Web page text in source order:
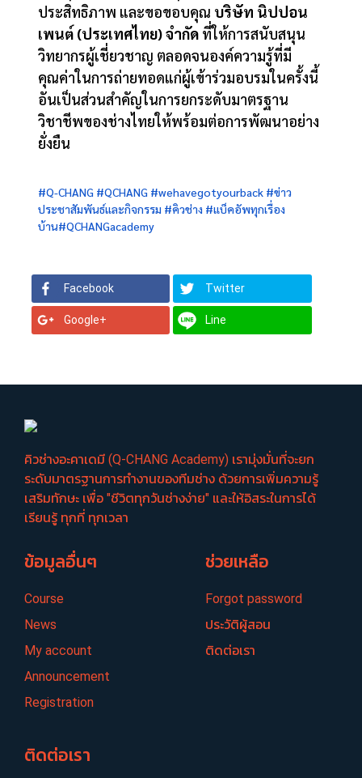
ประสิทธิภาพ และขอขอบคุณ บริษัท นิปปอน
เพนต์ (ประเทศไทย) จำกัด ที่ให้การสนับสนุน
วิทยากรผู้เชี่ยวชาญ ตลอดจนองค์ความรู้ที่มี
คุณค่าในการถ่ายทอดแก่ผู้เข้าร่วมอบรมในครั้งนี้
อันเป็นส่วนสำคัญในการยกระดับมาตรฐาน
วิชาชีพของช่างไทยให้พร้อมต่อการพัฒนาอย่าง
ยั่งยืน
#Q-CHANG #QCHANG #wehavegotyourback #ข่าว
ประชาสัมพันธ์และกิจกรรม #คิวช่าง #แบ็คอัพทุกเรื่อง
บ้าน#QCHANGacademy
Facebook Twitter
Google+ Line
คิวช่างอะคาเดมี (Q-CHANG Academy) เรามุ่งมั่นที่จะยก
ระดับมาตรฐานการทำงานของทีมช่าง ด้วยการเพิ่มความรู้
เสริมทักษะ เพื่อ "ชีวิตทุกวันช่างง่าย" และให้อิสระในการได้
เรียนรู้ ทุกที่ ทุกเวลา
ข้อมูลอื่นๆ
Course
News
My account
Announcement
Registration
ช่วยเหลือ
Forgot password
ประวัติผู้สอน
ติดต่อเรา
ติดต่อเรา